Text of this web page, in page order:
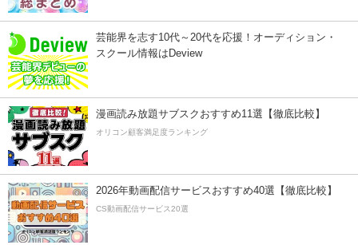
芸能界を志す10代～20代を応援！オーディション・
スクール情報はDeview
漫画読み放題サブスクおすすめ11選【徹底比較】
オリコン顧客満足度ランキング
2026年動画配信サービスおすすめ40選【徹底比較】
CS動画配信サービス20選